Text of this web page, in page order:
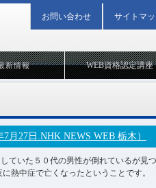
新情報
27日.NHK NEWS WEB 栃木）
ていた５０代の男性が倒れているが見
熱中症で亡くなったということです。
WEB資格認定講座
お問い合わせ サイトマ